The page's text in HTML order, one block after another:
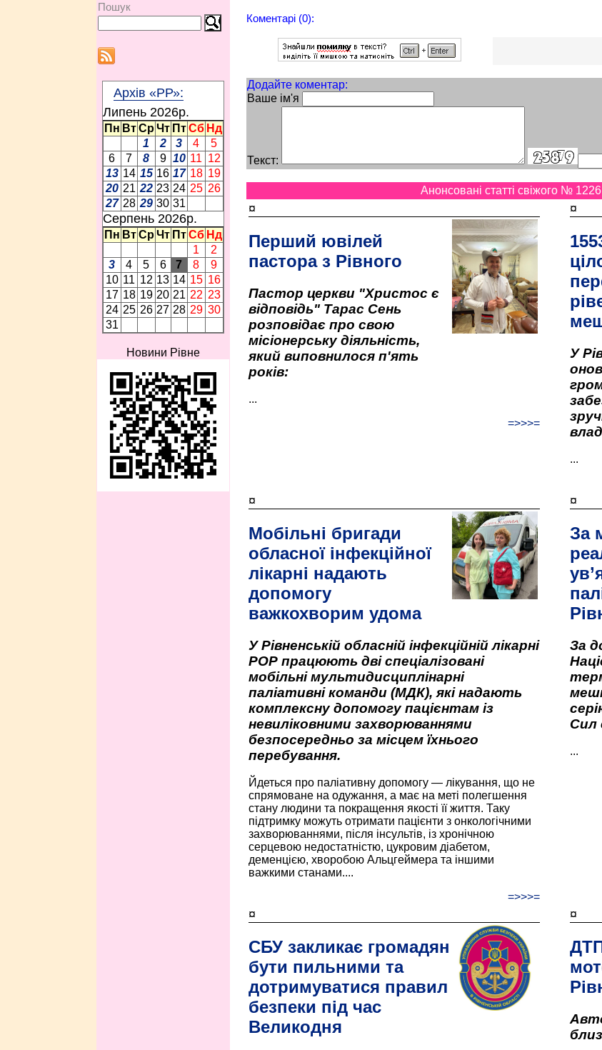
Пошук
Архів «РР»:
Липень 2026p.
Пн Вт Ср Чт Пт Сб Нд
1
2 3 4
5
6
7 8 9 10 11 12
13 14 15 16 17 18 19
20 21 22 23 24 25 26
27 28 29 30 31
Серпень 2026p.
Пн Вт Ср Чт Пт Сб Нд
1
2
3
4 5 6 7 8
9
10 11 12 13 14 15 16
17 18 19 20 21 22 23
24 25 26 27 28 29 30
31
Новини Рівне
Коментарі (0):
Додайте коментар:
Ваше ім'я
Текст:
Анонсовані статті свіжого №
¤
Перший ювілей
пастора з Рівного
Пастор церкви "Христос є
відповідь" Тарас Сень
розповідає про свою
місіонерську діяльність,
який виповнилося п'ять
років:
...
=>>>=
¤
У
...
¤
Мобільні бригади
обласної інфекційної
лікарні надають
допомогу
важкохворим удома
У Рівненській обласній інфекційній лікарні
РОР працюють дві спеціалізовані
мобільні мультидисциплінарні
паліативні команди (МДК), які надають
комплексну допомогу пацієнтам із
невиліковними захворюваннями
безпосередньо за місцем їхнього
перебування.
Йдеться про паліативну допомогу — лікування, що не
спрямоване на одужання, а має на меті полегшення
стану людини та покращення якості її життя. Таку
підтримку можуть отримати пацієнти з онкологічними
захворюваннями, після інсультів, із хронічною
серцевою недостатністю, цукровим діабетом,
деменцією, хворобою Альцгеймера та іншими
важкими станами....
=>>>=
¤
За
За
Сил
...
¤
СБУ закликає громадян
бути пильними та
дотримуватися правил
безпеки під час
Великодня
¤